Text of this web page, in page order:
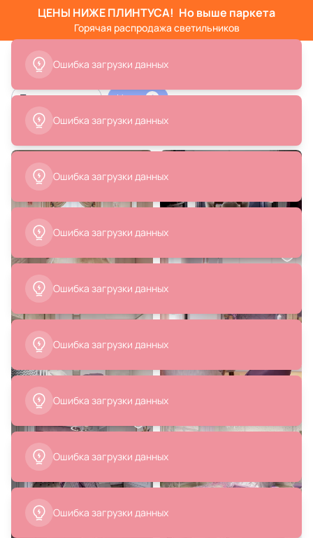
ЦЕНЫ НИЖЕ ПЛИНТУСА! Но выше паркета
Горячая распродажа светильников
Тип помещения Цвет 1
Лавандовый цвет в интерьере
Ошибка загрузки данных
Ошибка загрузки данных
Ошибка загрузки данных
Ошибка загрузки данных
Ошибка загрузки данных
Ошибка загрузки данных
Ошибка загрузки данных
Ошибка загрузки данных
Ошибка загрузки данных